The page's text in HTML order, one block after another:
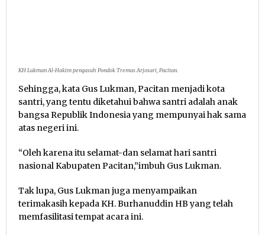
KH Lukman Al-Hakim pengasuh Pondok Tremas Arjosari, Pacitan.
Sehingga, kata Gus Lukman, Pacitan menjadi kota
santri, yang tentu diketahui bahwa santri adalah anak
bangsa Republik Indonesia yang mempunyai hak sama
atas negeri ini.
“Oleh karena itu selamat-dan selamat hari santri
nasional Kabupaten Pacitan,”imbuh Gus Lukman.
Tak lupa, Gus Lukman juga menyampaikan
terimakasih kepada KH. Burhanuddin HB yang telah
memfasilitasi tempat acara ini.